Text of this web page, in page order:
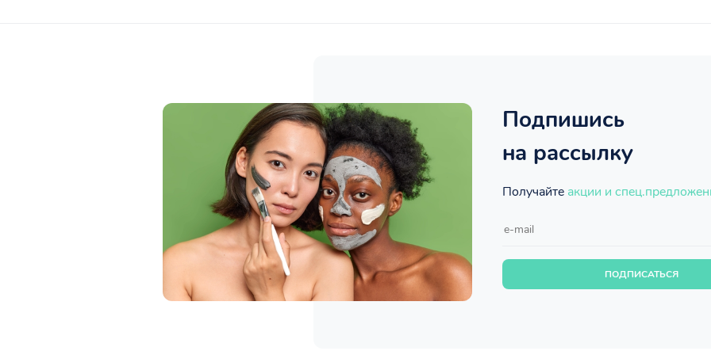
Подпишись
на рассылку
Получайте акции и
ПОДПИСАТЬСЯ